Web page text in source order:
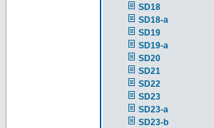
SD18
SD18-a
SD19
SD19-a
SD20
SD21
SD22
SD23
SD23-a
SD23-b